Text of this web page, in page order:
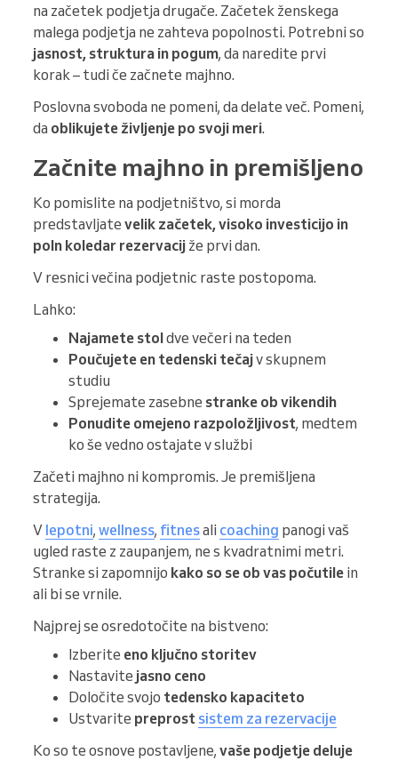
na začetek podjetja drugače. Začetek ženskega
malega podjetja ne zahteva popolnosti. Potrebni so
jasnost, struktura in pogum, da naredite prvi
korak – tudi če začnete majhno.
Poslovna svoboda ne pomeni, da delate več. Pomeni,
da oblikujete življenje po svoji meri.
Začnite majhno in premišljeno
Ko pomislite na podjetništvo, si morda
predstavljate velik začetek, visoko investicijo in
poln koledar rezervacij že prvi dan.
V resnici večina podjetnic raste postopoma.
Lahko:
Najamete stoldve večeri na teden
Poučujete en tedenski tečajv skupnem
studiu
Sprejemate zasebne stranke ob vikendih
Ponudite omejeno razpoložljivost, medtem
ko še vedno ostajate v službi
Začeti majhno ni kompromis. Je premišljena
strategija.
V lepotni, wellness, fitnesali coaching panogi vaš
ugled raste z zaupanjem, ne s kvadratnimi metri.
Stranke si zapomnijo kako so se ob vas počutile in
ali bi se vrnile.
Najprej se osredotočite na bistveno:
Izberite eno ključno storitev
Nastavite jasno ceno
Določite svojo tedensko kapaciteto
Ustvarite preprost sistem za rezervacije
Ko so te osnove postavljene, vaše podjetje deluje